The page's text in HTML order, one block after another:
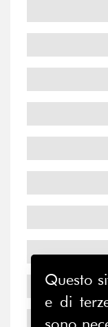
Questo
e di
sono